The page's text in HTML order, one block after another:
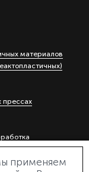
материалов
прессах
применяем